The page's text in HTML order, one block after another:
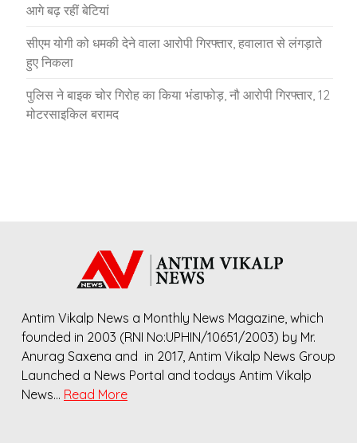
आगे बढ़ रहीं बेटियां
सीएम योगी को धमकी देने वाला आरोपी गिरफ्तार, हवालात से लंगड़ाते
हुए निकला
पुलिस ने बाइक चोर गिरोह का किया भंडाफोड़, नौ आरोपी गिरफ्तार, 12
मोटरसाइकिल बरामद
Antim Vikalp News a Monthly News Magazine, which
founded in 2003 (RNI No:UPHIN/10651/2003) by Mr.
Anurag Saxena and in 2017, Antim Vikalp News Group
Launched a News Portal and todays Antim Vikalp
News… Read More